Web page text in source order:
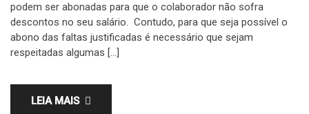
podem ser abonadas para que o colaborador não sofra
descontos no seu salário. Contudo, para que seja possível o
abono das faltas justificadas é necessário que sejam
respeitadas algumas […]
LEIA MAIS